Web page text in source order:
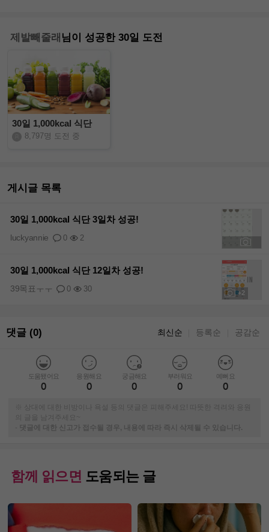
제발빼줄래 님이 성공한 30일 도전
30일 1,000kcal 식단
8,797명 도전 중
게시글 목록
30일 1,000kcal 식단 3일차 성공!
0 2
luckyannie
+2
30일 1,000kcal 식단 12일차 성공!
0 30
39목표ㅜㅜ
댓글 (0) 최신순 등록순 공감순
도움됐어요
0
응원해요
0
궁금해요
0
부러워요
0
예뻐요
0
※ 상대에 대한 비방이나 욕설 등의 댓글은 피해주세요! 따뜻한 격려와 응원
의 글을 남겨주세요~
-
댓글에 대한 신고가 접수될 경우, 내용에 따라 즉시 삭제될 수 있습니다.
함께 읽으면 도움되는 글